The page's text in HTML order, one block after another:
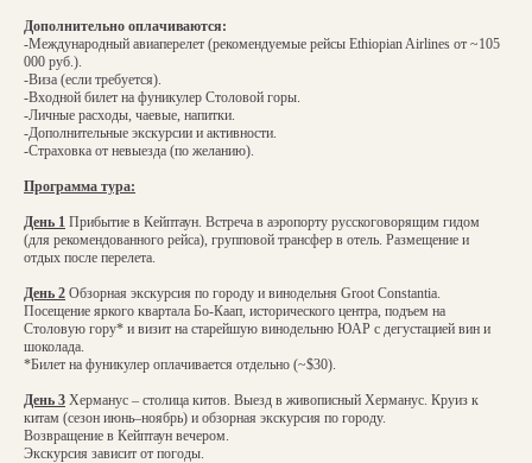
Дополнительно оплачиваются:
-Международный авиаперелет (рекомендуемые рейсы Ethiopian Airlines от ~105
000 руб.).
-Виза (если требуется).
-Входной билет на фуникулер Столовой горы.
-Личные расходы, чаевые, напитки.
-Дополнительные экскурсии и активности.
-Страховка от невыезда (по желанию).
Программа тура:
День 1 Прибытие в Кейптаун. Встреча в аэропорту русскоговорящим гидом
(для рекомендованного рейса), групповой трансфер в отель. Размещение и
отдых после перелета.
День 2 Обзорная экскурсия по городу и винодельня Groot Constantia.
Посещение яркого квартала Бо-Каап, исторического центра, подъем на
Столовую гору* и визит на старейшую винодельню ЮАР с дегустацией вин и
шоколада.
*Билет на фуникулер оплачивается отдельно (~$30).
День 3 Херманус – столица китов. Выезд в живописный Херманус. Круиз к
китам (сезон июнь–ноябрь) и обзорная экскурсия по городу.
Возвращение в Кейптаун вечером.
Экскурсия зависит от погоды.